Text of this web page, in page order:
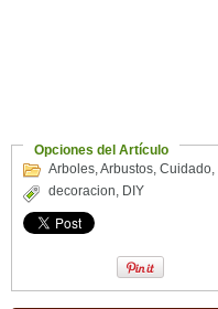
Opciones del Artículo
Arboles,Arbustos, Cuidado,
decoracion, DIY